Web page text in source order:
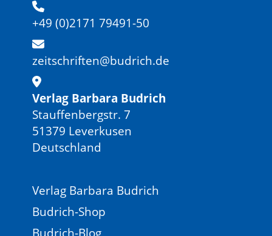
+49 (0)2171 79491-50
zeitschriften@budrich.de
Verlag Barbara Budrich
Stauffenbergstr. 7
51379 Leverkusen
Deutschland
Verlag Barbara Budrich
Budrich-Shop
Budrich-Blog